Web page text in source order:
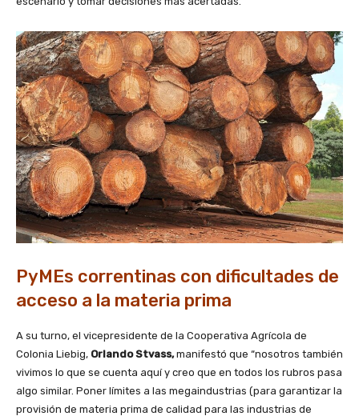
PyMEs correntinas con dificultades de
acceso a la materia prima
A su turno, el vicepresidente de la Cooperativa Agrícola de
Colonia Liebig, Orlando Stvass,manifestó que “nosotros también
vivimos lo que se cuenta aquí y creo que en todos los rubros pasa
algo similar. Poner límites a las megaindustrias (para garantizar la
provisión de materia prima de calidad para las industrias de